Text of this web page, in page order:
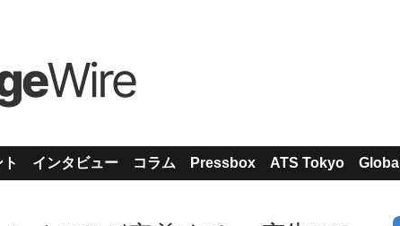
インタビュー コラム Pressbox ATS Tokyo Global